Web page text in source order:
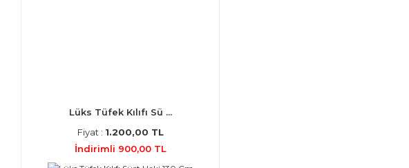
Lüks Tüfek Kılıfı Sü ...
Fiyat : 1.200,00 TL
İndirimli 900,00 TL